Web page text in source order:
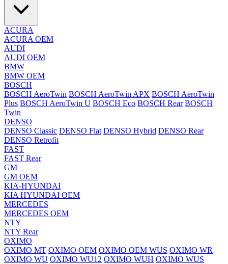
ACURA
ACURA OEM
AUDI
AUDI OEM
BMW
BMW OEM
BOSCH
BOSCH AeroTwin BOSCH AeroTwin APX BOSCH AeroTwin
Plus BOSCH AeroTwin U BOSCH Eco BOSCH Rear BOSCH
Twin
DENSO
DENSO Classic DENSO Flat DENSO Hybrid DENSO Rear
DENSO Retrofit
FAST
FAST Rear
GM
GM OEM
KIA-HYUNDAI
KIA HYUNDAI OEM
MERCEDES
MERCEDES OEM
NTY
NTY Rear
OXIMO
OXIMO MT OXIMO OEM OXIMO OEM WUS OXIMO WR
OXIMO WU OXIMO WU12 OXIMO WUH OXIMO WUS